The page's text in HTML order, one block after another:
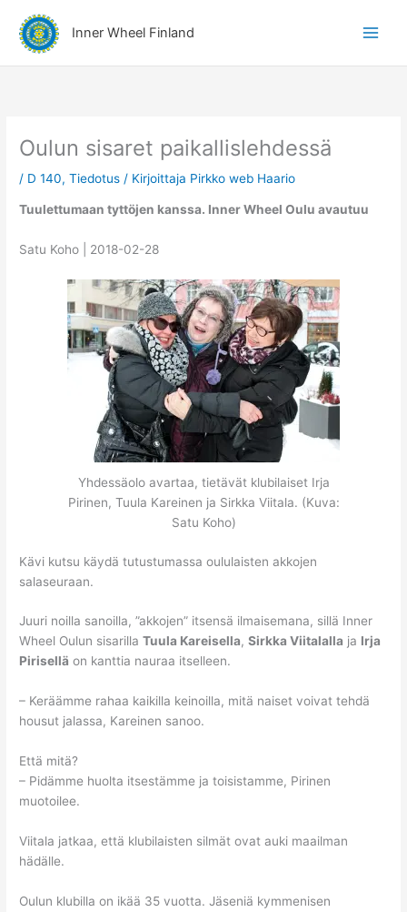
sisältöön
Inner Wheel Finland
Oulun sisaret paikallislehdessä
/ D 140,Tiedotus / Kirjoittaja Pirkko web Haario
Tuulettumaan tyttöjen kanssa. Inner Wheel Oulu avautuu
Satu Koho | 2018-02-28
Yhdessäolo avartaa, tietävät klubilaiset Irja
Pirinen, Tuula Kareinen ja Sirkka Viitala. (Kuva:
Satu Koho)
Kävi kutsu käydä tutustumassa oululaisten akkojen
salaseuraan.
Juuri noilla sanoilla, ”akkojen” itsensä ilmaisemana, sillä Inner
Wheel Oulun sisarillaTuula Kareisella,Sirkka Viitalalla ja Irja
Pirisellä on kanttia nauraa itselleen.
– Keräämme rahaa kaikilla keinoilla, mitä naiset voivat tehdä
housut jalassa, Kareinen sanoo.
Että mitä?
– Pidämme huolta itsestämme ja toisistamme, Pirinen
muotoilee.
Viitala jatkaa, että klubilaisten silmät ovat auki maailman
hädälle.
Oulun klubilla on ikää 35 vuotta. Jäseniä kymmenisen
i
h
m
ä